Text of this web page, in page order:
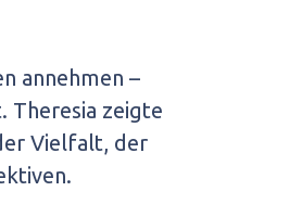
annehmen –
Theresia zeigte
Vielfalt, der